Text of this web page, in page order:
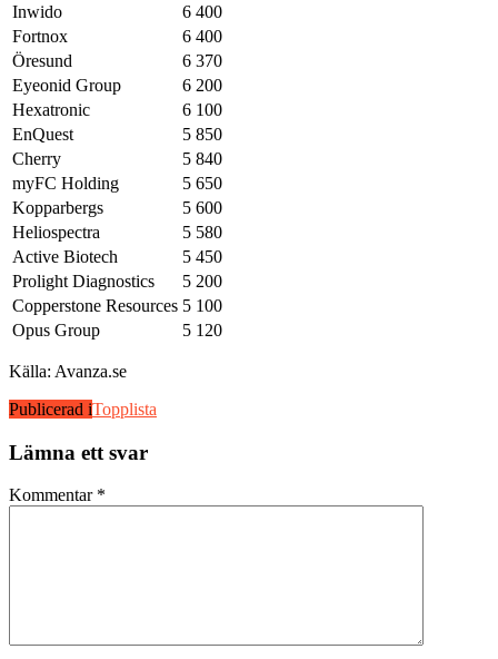
Inwido
6 400
Fortnox
6 400
Öresund
6 370
Eyeonid Group
6 200
Hexatronic
6 100
EnQuest
5 850
Cherry
5 840
myFC Holding
5 650
Kopparbergs
5 600
Heliospectra
5 580
Active Biotech
5 450
Prolight Diagnostics
5 200
Copperstone Resources 5 100
Opus Group
5 120
Källa: Avanza.se
Publicerad iTopplista
Lämna ett svar
Kommentar *